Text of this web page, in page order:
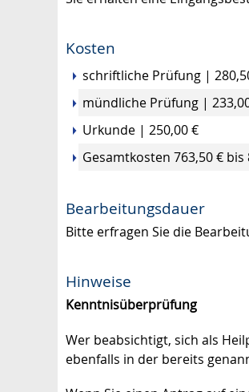
Kosten
schriftliche Prüfung |
mündliche Prüfung |
Urkunde | 250,00 €
Gesamtkosten 763,50 €
Bearbeitungsdauer
Bitte erfragen Sie die
Hinweise
Kenntnisüberprüfung
Wer beabsichtigt, sich als
ebenfalls in der bereits